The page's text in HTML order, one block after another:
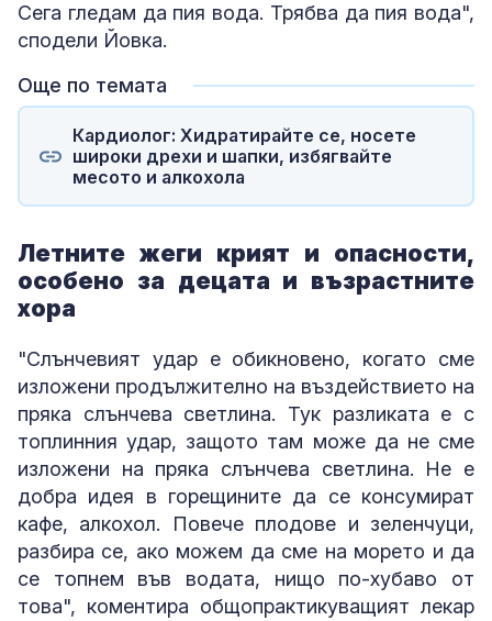
Сега гледам да пия вода. Трябва да пия вода",
сподели Йовка.
Още по темата
Кардиолог: Хидратирайте се, носете
широки дрехи и шапки, избягвайте
месото и алкохола
Летните жеги крият и опасности,
особено за децата и възрастните
хора
"Слънчевият удар е обикновено, когато сме
изложени продължително на въздействието на
пряка слънчева светлина. Тук разликата е с
топлинния удар, защото там може да не сме
изложени на пряка слънчева светлина. Не е
добра идея в горещините да се консумират
кафе, алкохол. Повече плодове и зеленчуци,
разбира се, ако можем да сме на морето и да
се топнем във водата, нищо по-хубаво от
това", коментира общопрактикуващият лекар